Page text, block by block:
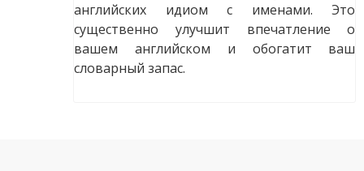
английских идиом с именами. Это
существенно улучшит впечатление о
вашем английском и обогатит ваш
словарный запас.